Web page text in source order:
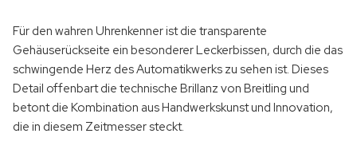
Für den wahren Uhrenkenner ist die transparente
Gehäuserückseite ein besonderer Leckerbissen, durch die das
schwingende Herz des Automatikwerks zu sehen ist. Dieses
Detail offenbart die technische Brillanz von Breitling und
betont die Kombination aus Handwerkskunst und Innovation,
die in diesem Zeitmesser steckt.